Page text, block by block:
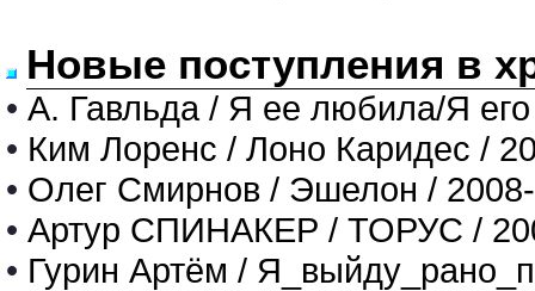
Новые поступления в
• А. Гавльда / Я ее любила/Я
• Ким Лоренс / Лоно Каридес /
• Олег Смирнов / Эшелон /
• Артур СПИНАКЕР / ТОРУС /
• Гурин Артём /